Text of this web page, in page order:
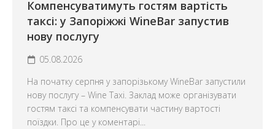
Компенсуватимуть гостям вартість
таксі: у Запоріжжі WineBar запустив
нову послугу
05.08.2026
На початку серпня у запорізькому WineBar запустили
нову послугу – Wine Taxi. Заклад може організувати
гостям таксі та компенсувати частину вартості
поїздки. Про це у коментарі...